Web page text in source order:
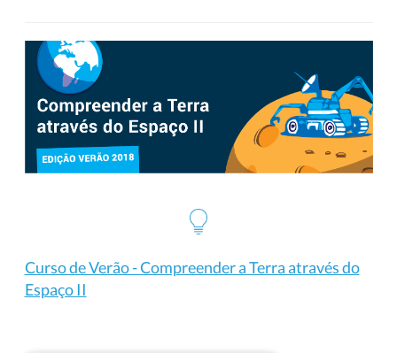
Curso de Verão - Compreender a Terra através do
Espaço II